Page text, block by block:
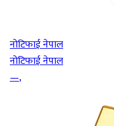
नोटिफाई नेपाल
नोटिफाई नेपाल
—,